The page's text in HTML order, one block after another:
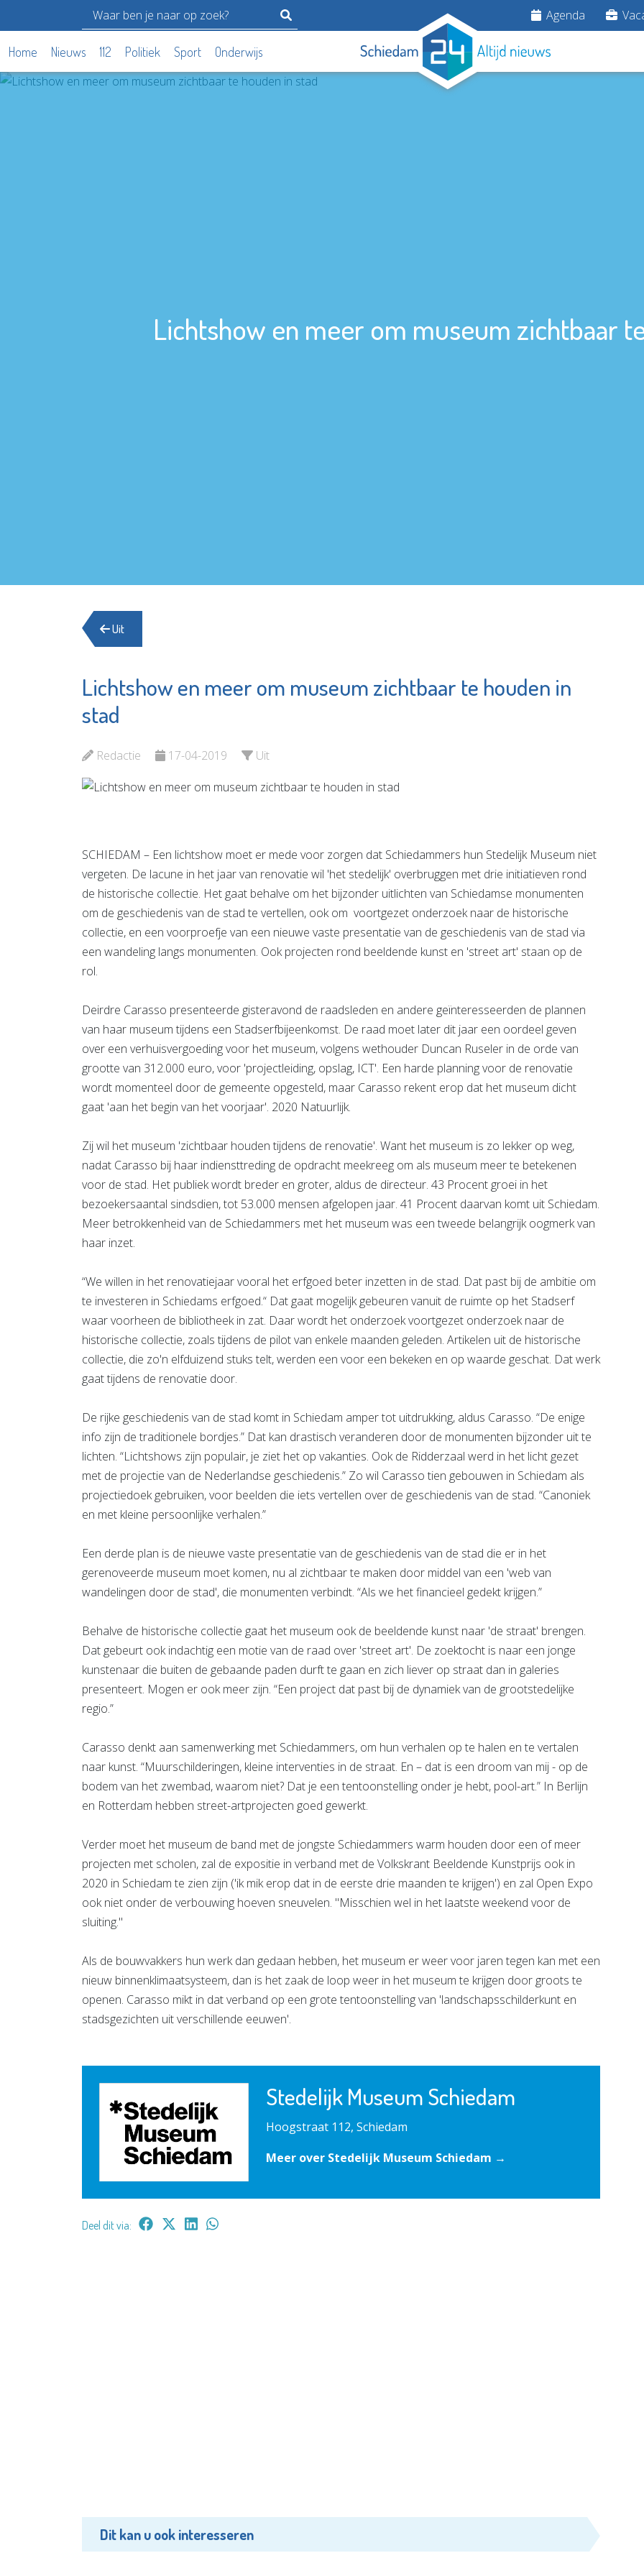
Agenda
Home Nieuws 112 Politiek Sport Onderwijs
Lichtshow en meer om museum zichtbaar
Uit
Lichtshow en meer om museum zichtbaar te houden in
stad
Redactie 17-04-2019 Uit
SCHIEDAM – Een lichtshow moet er mede voor zorgen dat Schiedammers hun Stedelijk Museum niet
vergeten. De lacune in het jaar van renovatie wil 'het stedelijk' overbruggen met drie initiatieven rond
de historische collectie. Het gaat behalve om het bijzonder uitlichten van Schiedamse monumenten
om de geschiedenis van de stad te vertellen, ook om voortgezet onderzoek naar de historische
collectie, en een voorproefje van een nieuwe vaste presentatie van de geschiedenis van de stad via
een wandeling langs monumenten. Ook projecten rond beeldende kunst en 'street art' staan op de
rol.
Deirdre Carasso presenteerde gisteravond de raadsleden en andere geïnteresseerden de plannen
van haar museum tijdens een Stadserfbijeenkomst. De raad moet later dit jaar een oordeel geven
over een verhuisvergoeding voor het museum, volgens wethouder Duncan Ruseler in de orde van
grootte van 312.000 euro, voor 'projectleiding, opslag, ICT'. Een harde planning voor de renovatie
wordt momenteel door de gemeente opgesteld, maar Carasso rekent erop dat het museum dicht
gaat 'aan het begin van het voorjaar'. 2020 Natuurlijk.
Zij wil het museum 'zichtbaar houden tijdens de renovatie'. Want het museum is zo lekker op weg,
nadat Carasso bij haar indiensttreding de opdracht meekreeg om als museum meer te betekenen
voor de stad. Het publiek wordt breder en groter, aldus de directeur. 43 Procent groei in het
bezoekersaantal sindsdien, tot 53.000 mensen afgelopen jaar. 41 Procent daarvan komt uit Schiedam.
Meer betrokkenheid van de Schiedammers met het museum was een tweede belangrijk oogmerk van
haar inzet.
“We willen in het renovatiejaar vooral het erfgoed beter inzetten in de stad. Dat past bij de ambitie om
te investeren in Schiedams erfgoed.“ Dat gaat mogelijk gebeuren vanuit de ruimte op het Stadserf
waar voorheen de bibliotheek in zat. Daar wordt het onderzoek voortgezet onderzoek naar de
historische collectie, zoals tijdens de pilot van enkele maanden geleden. Artikelen uit de historische
collectie, die zo'n elfduizend stuks telt, werden een voor een bekeken en op waarde geschat. Dat werk
gaat tijdens de renovatie door.
De rijke geschiedenis van de stad komt in Schiedam amper tot uitdrukking, aldus Carasso. “De enige
info zijn de traditionele bordjes.” Dat kan drastisch veranderen door de monumenten bijzonder uit te
lichten. “Lichtshows zijn populair, je ziet het op vakanties. Ook de Ridderzaal werd in het licht gezet
met de projectie van de Nederlandse geschiedenis.” Zo wil Carasso tien gebouwen in Schiedam als
projectiedoek gebruiken, voor beelden die iets vertellen over de geschiedenis van de stad. “Canoniek
en met kleine persoonlijke verhalen.”
Een derde plan is de nieuwe vaste presentatie van de geschiedenis van de stad die er in het
gerenoveerde museum moet komen, nu al zichtbaar te maken door middel van een 'web van
wandelingen door de stad', die monumenten verbindt. “Als we het financieel gedekt krijgen.”
Behalve de historische collectie gaat het museum ook de beeldende kunst naar 'de straat' brengen.
Dat gebeurt ook indachtig een motie van de raad over 'street art'. De zoektocht is naar een jonge
kunstenaar die buiten de gebaande paden durft te gaan en zich liever op straat dan in galeries
presenteert. Mogen er ook meer zijn. “Een project dat past bij de dynamiek van de grootstedelijke
regio.”
Carasso denkt aan samenwerking met Schiedammers, om hun verhalen op te halen en te vertalen
naar kunst. “Muurschilderingen, kleine interventies in de straat. En – dat is een droom van mij - op de
bodem van het zwembad, waarom niet? Dat je een tentoonstelling onder je hebt, pool-art.” In Berlijn
en Rotterdam hebben street-artprojecten goed gewerkt.
Verder moet het museum de band met de jongste Schiedammers warm houden door een of meer
projecten met scholen, zal de expositie in verband met de Volkskrant Beeldende Kunstprijs ook in
2020 in Schiedam te zien zijn ('ik mik erop dat in de eerste drie maanden te krijgen') en zal Open Expo
ook niet onder de verbouwing hoeven sneuvelen. "Misschien wel in het laatste weekend voor de
sluiting."
Als de bouwvakkers hun werk dan gedaan hebben, het museum er weer voor jaren tegen kan met een
nieuw binnenklimaatsysteem, dan is het zaak de loop weer in het museum te krijgen door groots te
openen. Carasso mikt in dat verband op een grote tentoonstelling van 'landschapsschilderkunt en
stadsgezichten uit verschillende eeuwen'.
Stedelijk Museum Schiedam
Hoogstraat 112, Schiedam
Meer over Stedelijk Museum Schiedam →
Deel dit via:
Dit kan u ook interesseren
Argos Zorggroep
Bekijk de pagina
Het Goed
Stadsgehoorzaal